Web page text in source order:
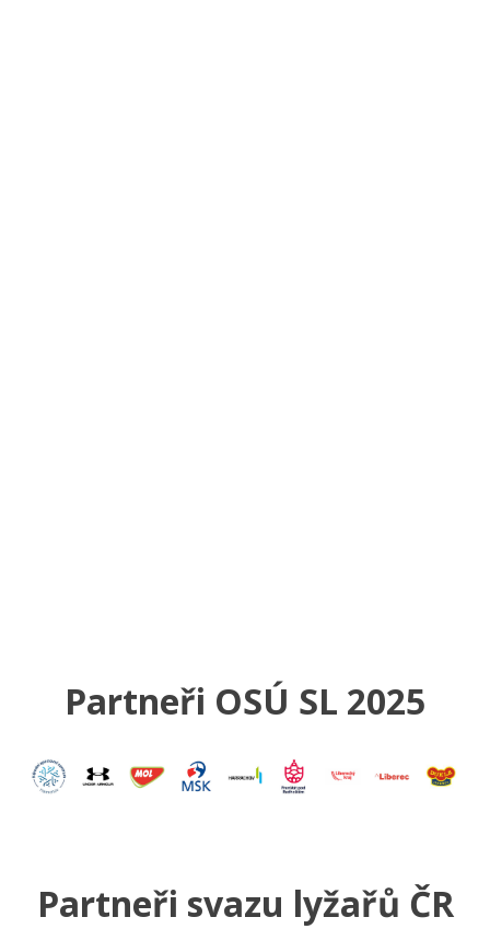
Partneři OSÚ SL 2025
Partneři svazu lyžařů ČR